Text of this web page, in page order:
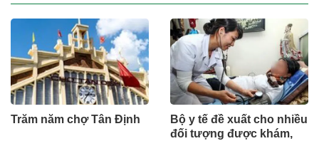
Trăm năm chợ Tân Định
Bộ y tế đề xuất cho nhiều
đối tượng được khám,